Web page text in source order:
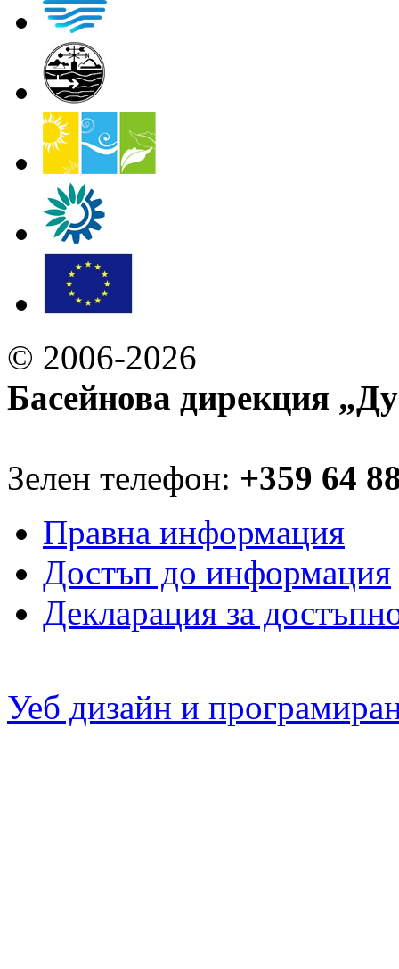
© 2006-2026
Басейнова дирекция
Зелен телефон: +359 64
Правна информация
Достъп до информация
Декларация за
Уеб дизайн и